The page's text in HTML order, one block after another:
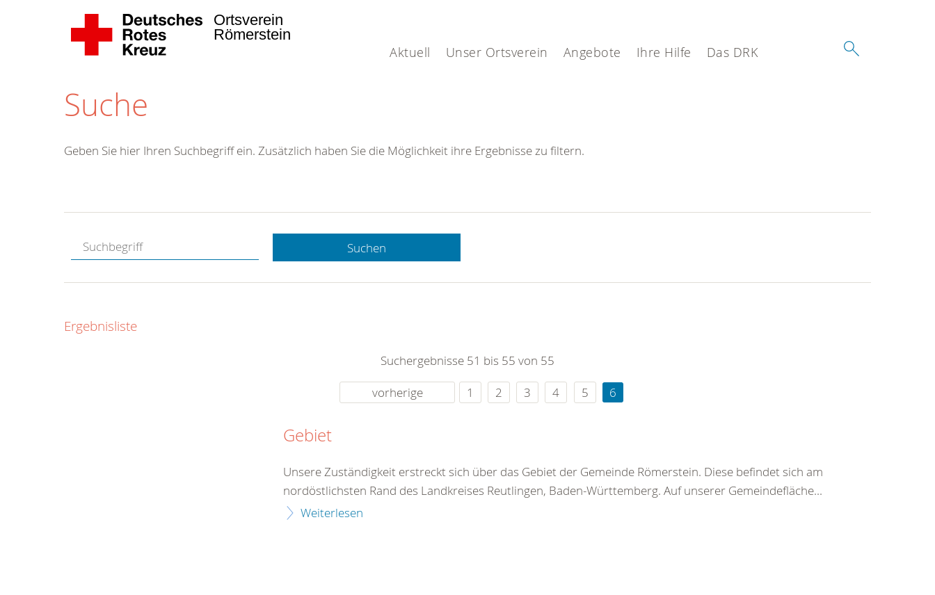
Aktuell Unser Ortsverein Angebote Ihre Hilfe Das DRK
Ortsverein
Römerstein
Suche
Hotline.
gerne.
rund um die Uhr
Geben Sie hier Ihren Suchbegriff ein. Zusätzlich haben Sie die Möglichkeit ihre Ergebnisse zu filtern.
Suchen
Ergebnisliste
Suchergebnisse 51 bis 55 von 55
vorherige
1 2 3 4 5 6
Gebiet
Unsere Zuständigkeit erstreckt sich über das Gebiet der Gemeinde Römerstein. Diese befindet sich am
nordöstlichsten Rand des Landkreises Reutlingen, Baden-Württemberg. Auf unserer Gemeindefläche...
Weiterlesen